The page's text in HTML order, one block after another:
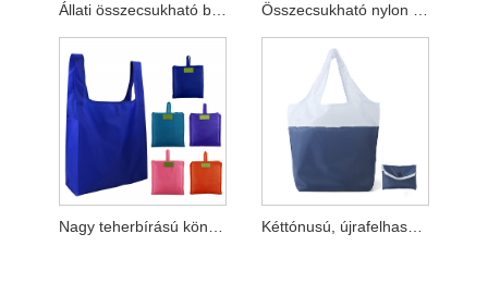
Állati összecsukható bevásárlótáska